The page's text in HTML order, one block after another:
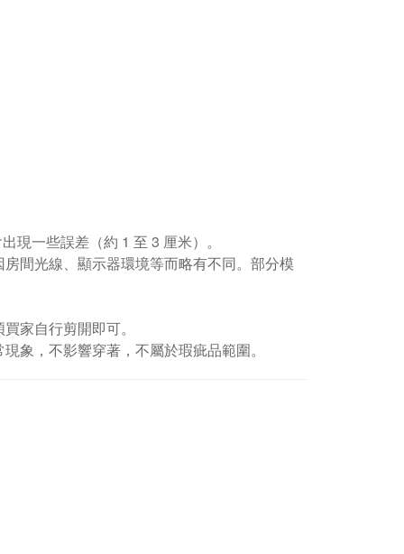
現一些誤差（約 1 至 3 厘米）。
間光線、顯示器環境等而略有不同。部分模
家自行剪開即可。
象，不影響穿著，不屬於瑕疵品範圍。